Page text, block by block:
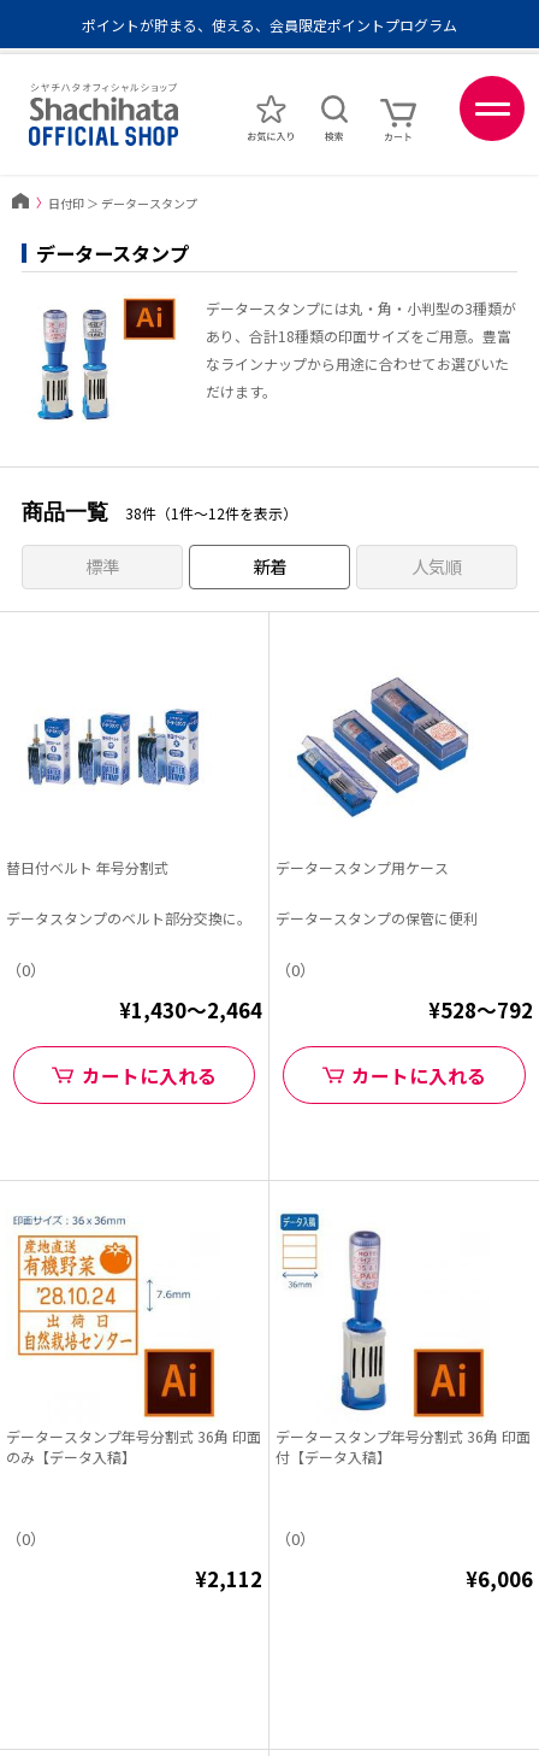
ポイントが貯まる、使える、会員限定ポイントプログラム
メール便1,500円以上 / 宅配便3,500円以上のお買い物で送料無料
あなたに最適なスタンプをシヤチハタがレコメンド
〉 日付印＞ データースタンプ
データースタンプ
データースタンプには丸‧角‧小判型の3種類が
あり、合計18種類の印面サイズをご用意。豊富
なラインナップから用途に合わせてお選びいた
だけます。
商品一覧 38件（1件〜12件を表示）
標準 新着 人気順
替日付ベルト 年号分割式
データスタンプのベルト部分交換に。
（0）
¥1,430～2,464
カートに入れる
データースタンプ用ケース
データースタンプの保管に便利
（0）
¥528～792
カートに入れる
データースタンプ年号分割式 36角 印面
のみ【データ入稿】
（0）
¥2,112
データースタンプ年号分割式 36角 印面
付【データ入稿】
（0）
¥6,006